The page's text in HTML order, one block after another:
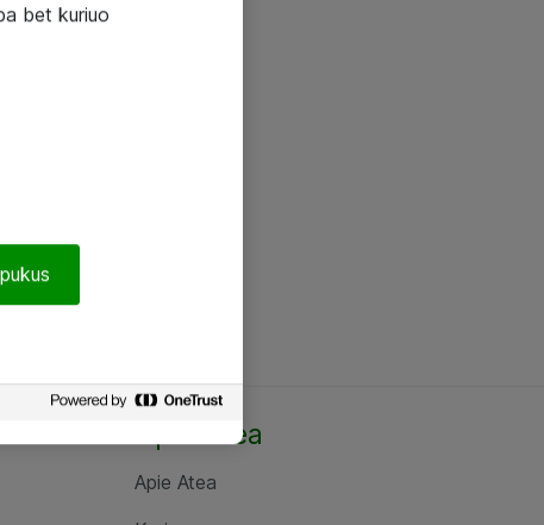
Apie Atea
Apie Atea
bet kuriuo